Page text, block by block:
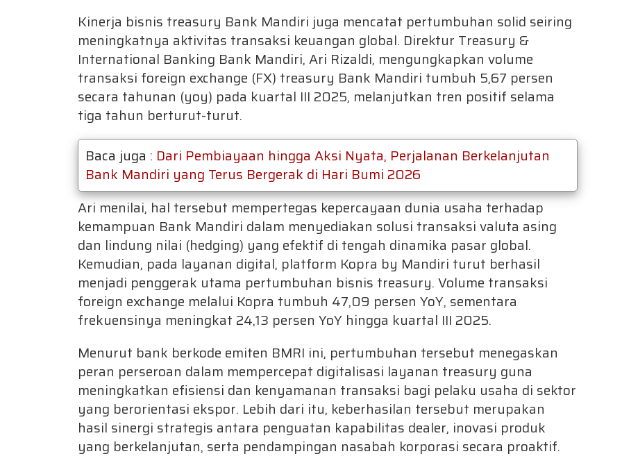
Kinerja bisnis treasury Bank Mandiri juga mencatat pertumbuhan solid seiring
meningkatnya aktivitas transaksi keuangan global. Direktur Treasury &
International Banking Bank Mandiri, Ari Rizaldi, mengungkapkan volume
transaksi foreign exchange (FX) treasury Bank Mandiri tumbuh 5,67 persen
secara tahunan (yoy) pada kuartal III 2025, melanjutkan tren positif selama
tiga tahun berturut-turut.
Baca juga : Dari Pembiayaan hingga Aksi Nyata, Perjalanan Berkelanjutan
Bank Mandiri yang Terus Bergerak di Hari Bumi 2026
Ari menilai, hal tersebut mempertegas kepercayaan dunia usaha terhadap
kemampuan Bank Mandiri dalam menyediakan solusi transaksi valuta asing
dan lindung nilai (hedging) yang efektif di tengah dinamika pasar global.
Kemudian, pada layanan digital, platform Kopra by Mandiri turut berhasil
menjadi penggerak utama pertumbuhan bisnis treasury. Volume transaksi
foreign exchange melalui Kopra tumbuh 47,09 persen YoY, sementara
frekuensinya meningkat 24,13 persen YoY hingga kuartal III 2025.
Menurut bank berkode emiten BMRI ini, pertumbuhan tersebut menegaskan
peran perseroan dalam mempercepat digitalisasi layanan treasury guna
meningkatkan efisiensi dan kenyamanan transaksi bagi pelaku usaha di sektor
yang berorientasi ekspor. Lebih dari itu, keberhasilan tersebut merupakan
hasil sinergi strategis antara penguatan kapabilitas dealer, inovasi produk
yang berkelanjutan, serta pendampingan nasabah korporasi secara proaktif.